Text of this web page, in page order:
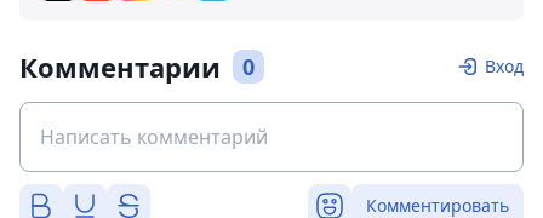
Комментарии 0 Вход
Комментировать